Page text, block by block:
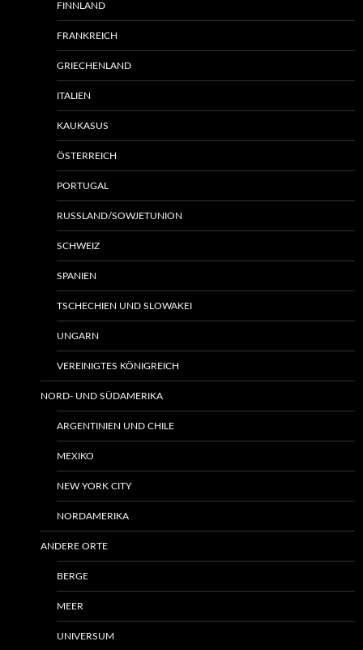
FINNLAND
FRANKREICH
GRIECHENLAND
ITALIEN
KAUKASUS
ÖSTERREICH
PORTUGAL
RUSSLAND/SOWJETUNION
SCHWEIZ
SPANIEN
TSCHECHIEN UND SLOWAKEI
UNGARN
VEREINIGTES KÖNIGREICH
NORD- UND SÜDAMERIKA
ARGENTINIEN UND CHILE
MEXIKO
NEW YORK CITY
NORDAMERIKA
ANDERE ORTE
BERGE
MEER
UNIVERSUM